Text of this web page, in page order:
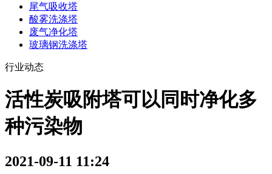
尾气吸收塔
酸雾洗涤塔
废气净化塔
玻璃钢洗涤塔
行业动态
活性炭吸附塔可以同时净化多
种污染物
2021-09-11 11:24